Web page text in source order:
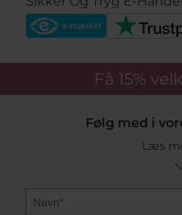
Få 15%
Følg med i
Læs